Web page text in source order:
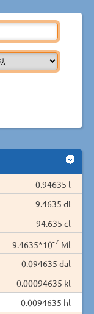
0.94635 l
9.4635 dl
94.635 cl
9.4635*10-7 Ml
0.094635 dal
0.00094635 kl
0.0094635 hl